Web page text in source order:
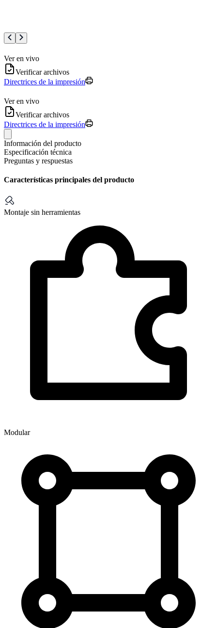
Ver en vivo
Verificar archivos
Directrices de la impresión
Ver en vivo
Verificar archivos
Directrices de la impresión
Información del producto
Especificación técnica
Preguntas y respuestas
Características principales del producto
Montaje sin herramientas
Modular